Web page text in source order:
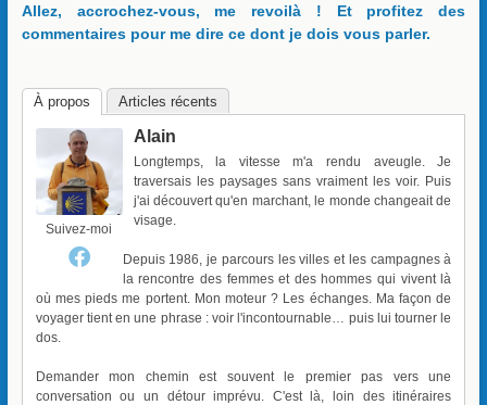
Allez, accrochez-vous, me revoilà ! Et profitez des
commentaires pour me dire ce dont je dois vous parler.
À propos Articles récents
Suivez-moi
Alain
Longtemps, la vitesse m'a rendu aveugle. Je
traversais les paysages sans vraiment les voir. Puis
j'ai découvert qu'en marchant, le monde changeait de
visage.
Depuis 1986, je parcours les villes et les campagnes à
la rencontre des femmes et des hommes qui vivent là
où mes pieds me portent. Mon moteur ? Les échanges. Ma façon de
voyager tient en une phrase : voir l'incontournable… puis lui tourner le
dos.
Demander mon chemin est souvent le premier pas vers une
conversation ou un détour imprévu. C'est là, loin des itinéraires